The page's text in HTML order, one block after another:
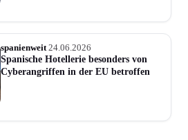
spanienweit 24.06.2026
Spanische Hotellerie besonders von
Cyberangriffen in der EU betroffen